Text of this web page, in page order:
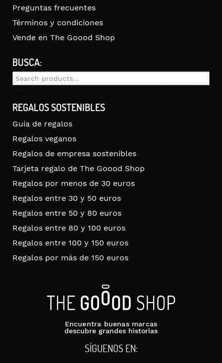
Preguntas frecuentes
Términos y condiciones
Vende en The Goood Shop
BUSCA:
Search
REGALOS SOSTENIBLES
Guía de regalos
Regalos veganos
Regalos de empresa sostenibles
Tarjeta regalo de The Goood Shop
Regalos por menos de 30 euros
Regalos entre 30 y 50 euros
Regalos entre 50 y 80 euros
Regalos entre 80 y 100 euros
Regalos entre 100 y 150 euros
Regalos por más de 150 euros
Encuentra buenas marcas
descubre grandes historias
SÍGUENOS EN: